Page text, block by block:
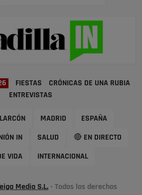
FIESTAS
CRÓNICAS DE UNA RUBIA
ENTREVISTAS
MADRID ESPAÑA
IN SALUD 🔴 EN DIRECTO
VIDA INTERNACIONAL
Media S.L. - Todos los derechos